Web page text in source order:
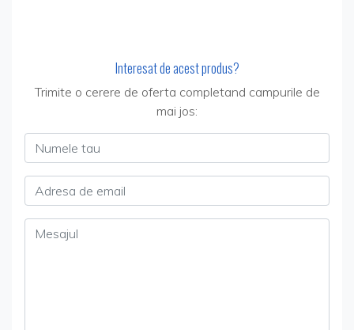
Interesat de acest produs?
Trimite o cerere de oferta completand campurile de
mai jos: